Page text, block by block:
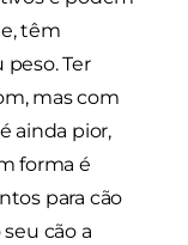
têm
Ter
mas com
ainda pior,
forma é
para cão
cão a